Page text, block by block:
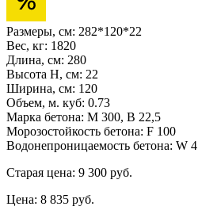
Размеры, см: 282*120*22
Вес, кг: 1820
Длина, см: 280
Высота H, см: 22
Ширина, см: 120
Объем, м. куб: 0.73
Марка бетона: М 300, В 22,5
Морозостойкость бетона: F 100
Водонепроницаемость бетона: W 4
Старая цена: 9 300 pуб.
Цена: 8 835 pуб.